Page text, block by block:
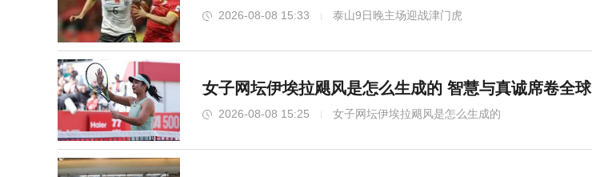
2026-08-08 15:33 泰山9日晚主场迎战津门虎
女子网坛伊埃拉飓风是怎么生成的 智慧与真诚席卷全球
2026-08-08 15:25 女子网坛伊埃拉飓风是怎么生成的